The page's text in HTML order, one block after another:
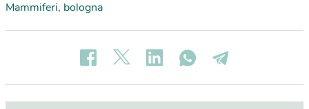
Mammiferi, bologna